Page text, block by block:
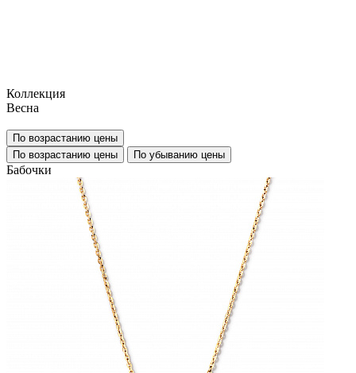
Коллекция
Весна
По возрастанию цены
По возрастанию цены
По убыванию цены
Бабочки